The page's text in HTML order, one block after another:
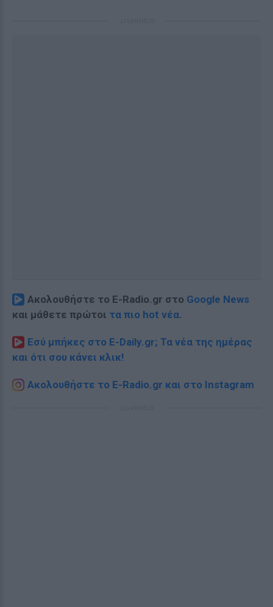
Ακολουθήστε το E-Radio.gr στο Google News
και μάθετε πρώτοι τα πιο hot νέα.
Εσύ μπήκες στο E-Daily.gr; Τα νέα της ημέρας
και ότι σου κάνει κλικ!
Ακολουθήστε το E-Radio.gr και στο Instagram